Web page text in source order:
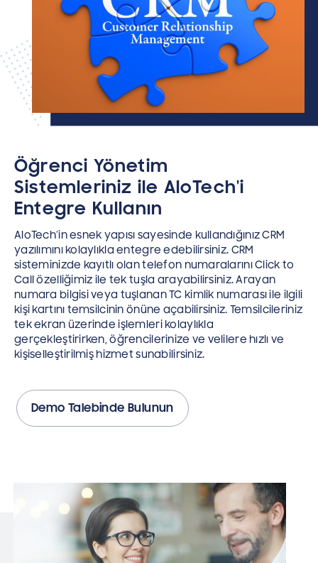
Öğrenci Yönetim
Sistemleriniz ile AloTech'i
Entegre Kullanın
AloTech’in esnek yapısı sayesinde kullandığınız CRM
yazılımını kolaylıkla entegre edebilirsiniz. CRM
sisteminizde kayıtlı olan telefon numaralarını Click to
Call özelliğimiz ile tek tuşla arayabilirsiniz. Arayan
numara bilgisi veya tuşlanan TC kimlik numarası ile ilgili
kişi kartını temsilcinin önüne açabilirsiniz. Temsilcileriniz
tek ekran üzerinde işlemleri kolaylıkla
gerçekleştirirken, öğrencilerinize ve velilere hızlı ve
kişiselleştirilmiş hizmet sunabilirsiniz.
Demo Talebinde Bulunun